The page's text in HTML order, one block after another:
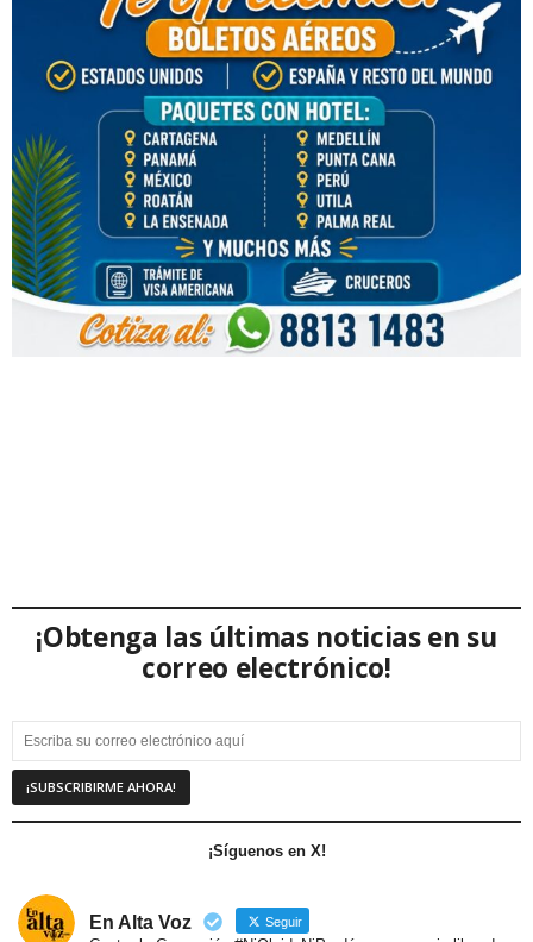
¡Obtenga las últimas noticias en su
correo electrónico!
¡Síguenos en X!
En Alta Voz Seguir